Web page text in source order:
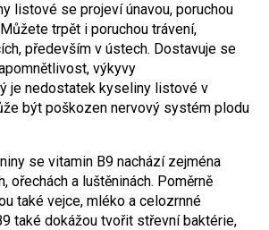
listové se projeví únavou, poruchou
trpět i poruchou trávení,
především v ústech. Dostavuje se
výkyvy
je nedostatek kyseliny listové v
být poškozen nervový systém plodu
se vitamin B9 nachází zejména
ořechách a luštěninách. Poměrně
také vejce, mléko a celozrnné
také dokážou tvořit střevní baktérie,